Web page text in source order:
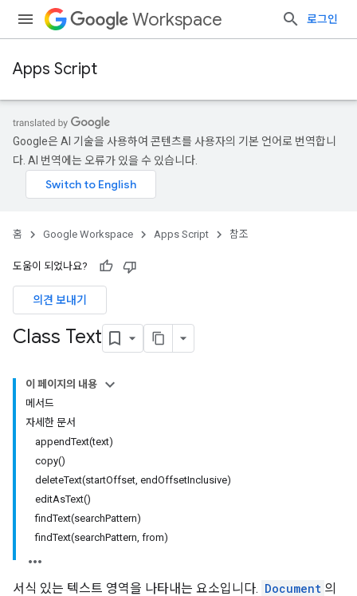
Workspace 로그인
Apps Script
Google은 AI 기술을 사용하여 콘텐츠를 사용자의 기본 언어로 번역합니
다. AI 번역에는 오류가 있을 수 있습니다.
홈 Google Workspace Apps Script 참조
도움이 되었나요?
의견 보내기
Class Text
이 페이지의 내용
메서드
자세한 문서
appendText(text)
copy()
deleteText(startOffset, endOffsetInclusive)
editAsText()
findText(searchPattern)
findText(searchPattern, from)
서식 있는 텍스트 영역을 나타내는 요소입니다. Document 의